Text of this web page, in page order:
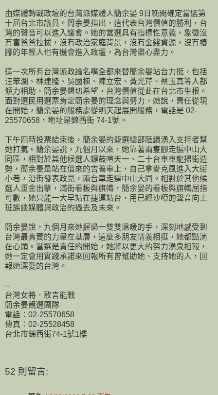
由媒體轉戰政壇的台灣派媒體人簡余晏 9日晚間確定當選第
十屆台北市議員。簡余晏指出，這代表台灣價值的勝利，台
灣的聲音可以進入議會。她的當選具有指標性意義，象徵沒
有富爸爸拉拔，沒有政治家庭背景，沒有金錢資源，沒有樁
腳的年輕人也有機會進入政壇，為台灣盡心盡力。
這一次所有台灣派政論名嘴全都來替簡余晏站台力挺，包括
汪笨湖、林建隆、吳國棟、陳立宏、黃光芹、蔡玉真等人都
傾力相助，簡余晏懇切希望，台灣價值從此在台北市生根。
面對選民用選票肯定簡余晏的理念與努力，她說，責任從現
在開始，簡余晏的服務處從明天起展開服務，電話是 02-
25570658，地址是錦西街 74-1號。
下午四時投票結束後，簡余晏的競選總部陸續湧入支持者幫
她打氣。簡余晏說，九個月以來，她靠著兩隻腳走遍中山大
同區，相對於其他候選人鑼鼓喧天一、二十台車車龍掃街造
勢，簡余晏是站在借來的吉普車上，自己拿麥克風進入大街
小巷，沿街發表政見，兩台車走遍中山大同。相對於其他候
選人重金出擊，滿街看板與旗幟，簡余晏的看板與旗幟屈指
可數，她只能一大早站在捷運站台，用已經沙啞的聲音向上
班族談媒體與政治的過去及未來。
簡余晏說，九個月來她握過一雙雙溫暖的手，深刻地感受到
台灣最真實的力量在基層，這麼多朋友情義相挺，她都點滴
在心頭。當選是責任的開始，她將以更大的努力湧泉相報，
她一定會用實踐承諾來回報所有曾幫助她、支持她的人，回
報她深愛的台灣。
--
台灣女將．敢言能戰
簡余晏競選團隊
電話：02-25570658
傳真：02-25528458
台北市錦西街74-1號1樓
52 則留言: